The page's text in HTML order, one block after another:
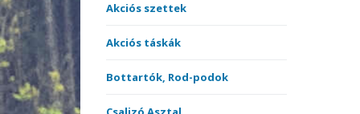
Etetőanyag Szettek
Akciós szettek
Akciós táskák
Bottartók, Rod-podok